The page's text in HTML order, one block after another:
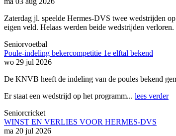
Zaterdag jl. speelde Hermes-DVS twee wedstrijden
eigen veld. Helaas werden beide wedstrijden
Seniorvoetbal
Poule-indeling bekercompetitie 1e elftal bekend
wo 29 jul 2026
De KNVB heeft de indeling van de poules bekend
Er staat een wedstrijd op het programm... lees verder
Seniorcricket
WINST EN VERLIES VOOR HERMES-DVS
ma 20 jul 2026